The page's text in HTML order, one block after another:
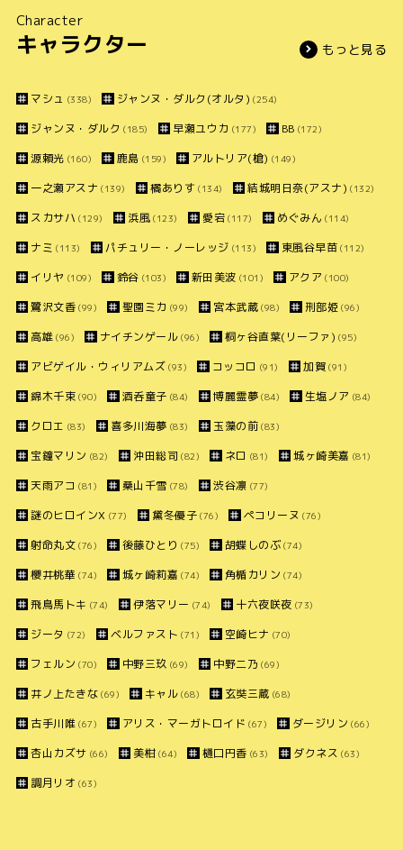
Character
キャラクター もっと見る
マシュ (338) ジャンヌ・ダルク(オルタ) (254)
ジャンヌ・ダルク (185) 早瀬ユウカ (177) BB (172)
源頼光 (160) 鹿島 (159) アルトリア(槍) (149)
一之瀬アスナ (139) 橘ありす (134) 結城明日奈(アスナ) (132)
スカサハ (129) 浜風 (123) 愛宕 (117) めぐみん (114)
ナミ (113) パチュリー・ノーレッジ (113) 東風谷早苗 (112)
イリヤ (109) 鈴谷 (103) 新田美波 (101) アクア (100)
鷺沢文香 (99) 聖園ミカ (99) 宮本武蔵 (98) 刑部姫 (96)
高雄 (96) ナイチンゲール (96) 桐ヶ谷直葉(リーファ) (95)
アビゲイル・ウィリアムズ (93) コッコロ (91) 加賀 (91)
錦木千束 (90) 酒呑童子 (84) 博麗霊夢 (84) 生塩ノア (84)
クロエ (83) 喜多川海夢 (83) 玉藻の前 (83)
宝鐘マリン (82) 沖田総司 (82) ネロ (81) 城ヶ崎美嘉 (81)
天雨アコ (81) 桑山千雪 (78) 渋谷凛 (77)
謎のヒロインX (77) 黛冬優子 (76) ペコリーヌ (76)
射命丸文 (76) 後藤ひとり (75) 胡蝶しのぶ(74)
櫻井桃華 (74) 城ヶ崎莉嘉 (74) 角楯カリン (74)
飛鳥馬トキ (74) 伊落マリー (74) 十六夜咲夜 (73)
ジータ (72) ベルファスト (71) 空崎ヒナ (70)
フェルン (70) 中野三玖 (69) 中野二乃 (69)
井ノ上たきな (69) キャル (68) 玄奘三蔵 (68)
古手川唯 (67) アリス・マーガトロイド (67) ダージリン (66)
杏山カズサ (66) 美柑 (64) 樋口円香 (63) ダクネス (63)
調月リオ (63)